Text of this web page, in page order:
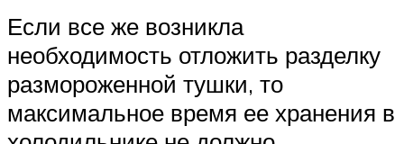
Если все же возникла
необходимость отложить разделку
размороженной тушки, то
максимальное время ее хранения в